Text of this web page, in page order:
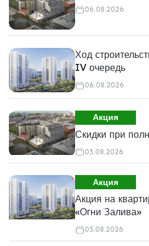
06.08.2026
Ход
IV очередь
06.08.2026
Акция
Скидки при
03.08.2026
Акция
Акция на
«Огни Залива»
03.08.2026